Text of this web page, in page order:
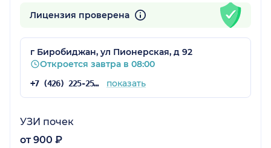
Лицензия проверена
г Биробиджан, ул Пионерская, д 92
Откроется завтра в 08:00
+7 (426) 225-25-50 показать
УЗИ почек
от 900 ₽